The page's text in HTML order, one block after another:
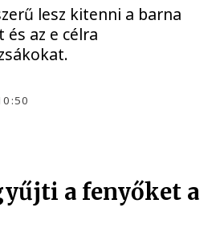
lesz kitenni a barna
az e célra
a fenyőket a